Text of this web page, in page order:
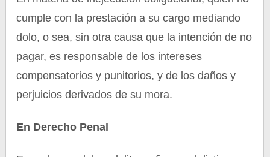
cumple con la prestación a su cargo mediando
dolo, o sea, sin otra causa que la intención de no
pagar, es responsable de los intereses
compensatorios y punitorios, y de los daños y
perjuicios derivados de su mora.
En Derecho Penal